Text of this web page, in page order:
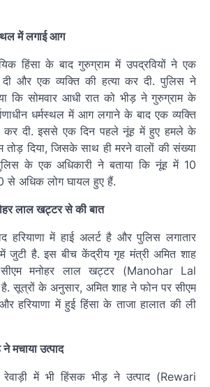
में लगाई आग
हिंसा के बाद गुरुग्राम में उपद्रवियों ने एक
और एक व्यक्ति की हत्या कर दी. पुलिस ने
कि सोमवार आधी रात को भीड़ ने गुरुग्राम के
धर्मस्थल में आग लगाने के बाद एक व्यक्ति
कर दी. इससे एक दिन पहले नूंह में हुए हमले के
तोड़ दिया, जिसके साथ ही मरने वालों की संख्या
के एक अधिकारी ने बताया कि नूंह में 10
से अधिक लोग घायल हुए हैं.
लाल खट्टर से की बात
हरियाणा में हाई अलर्ट है और पुलिस लगातार
जुटी है. इस बीच केंद्रीय गृह मंत्री अमित शाह
मनोहर लाल खट्टर (Manohar Lal
सूत्रों के अनुसार, अमित शाह ने फोन पर सीएम
हरियाणा में हुई हिंसा के ताजा हालात की ली
मचाया उत्पाद
रेवाड़ी में भी हिंसक भीड़ ने उत्पाद (Rewari